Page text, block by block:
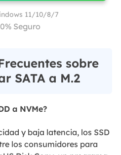
11/10/8/7
Seguro
sobre
SATA a M.2
a NVMe?
y baja latencia, los SSD
los consumidores para